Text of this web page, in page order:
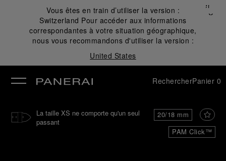
Vous êtes en train d’utiliser la version :
Switzerland Pour accéder aux informations
correspondantes à votre situation géographique,
nous vous recommandons d'utiliser la version :
United States
Fermer
✕
RechercherPanier 0
PAM Click™
20/18 mm
La taille XS ne comporte qu'un seul
passant